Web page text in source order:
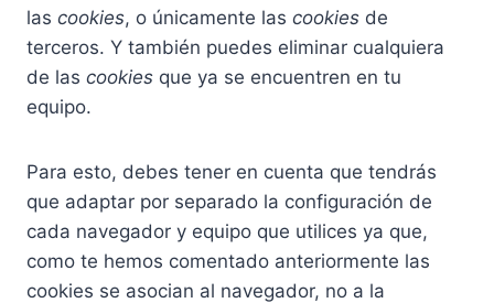
las cookies, o únicamente las cookies de
terceros. Y también puedes eliminar cualquiera
de las cookies que ya se encuentren en tu
equipo.
Para esto, debes tener en cuenta que tendrás
que adaptar por separado la configuración de
cada navegador y equipo que utilices ya que,
como te hemos comentado anteriormente las
cookies se asocian al navegador, no a la